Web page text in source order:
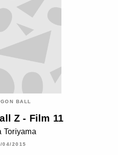
BALL
Z - Film 11
Toriyama
04/2015